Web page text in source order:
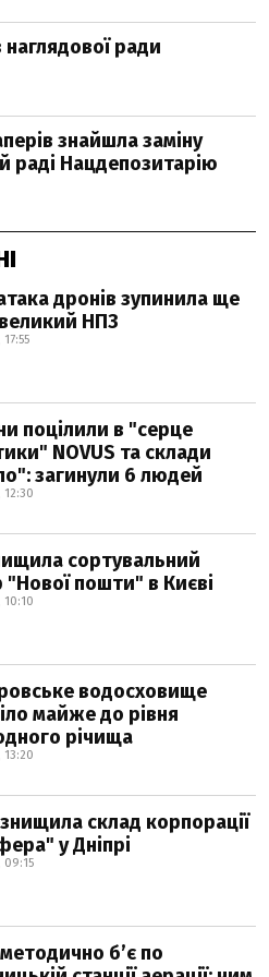
ради
знайшла заміну
раді Нацдепозитарію
дронів зупинила ще
НПЗ
поцілили в "серце
NOVUS та склади
загинули 6 людей
12:30
сортувальний
"Нової пошти" в Києві
10:10
водосховище
майже до рівня
річища
13:20
знищила склад корпорації
у Дніпрі
09:15
методично б’є по